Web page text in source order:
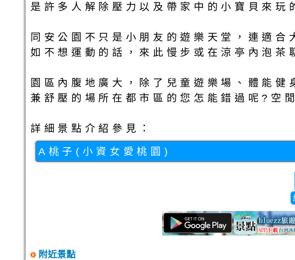
是許多人解除壓力以及帶家中的小寶貝來玩
同安公園不只是小朋友的遊樂天堂，連適合
如不想運動的話，來此慢步或在涼亭內泡茶
園區內腹地廣大，除了兒童遊樂場、體能
兼舒壓的場所在都市區的您怎能錯過呢?空
詳細景點介紹參見：
A桃子(小資女愛桃園)
附近景點